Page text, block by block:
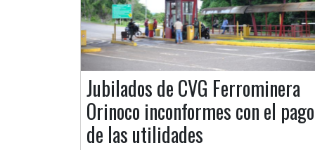
Jubilados de CVG Ferrominera
Orinoco inconformes con el pago
de las utilidades